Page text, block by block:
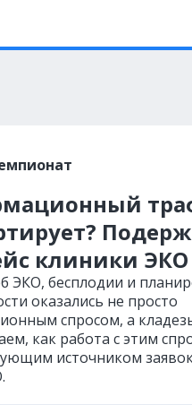
клиники ЭКО
ЭКО, бесплодии и
оказались не просто
спросом, а
как работа с этим
источником